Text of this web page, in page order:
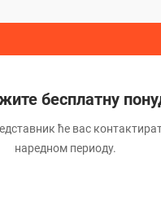
бесплатну
ће вас
наредном периоду.